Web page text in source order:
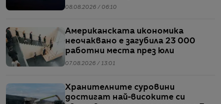
представяне от април насам
08.08.2026 / 06:10
Американската икономика
неочаквано е загубила 23 000
работни места през юли
07.08.2026 / 13:01
Хранителните суровини
достигат най-високите си